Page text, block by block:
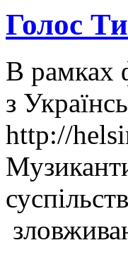
Голос
В рамках
з
http://